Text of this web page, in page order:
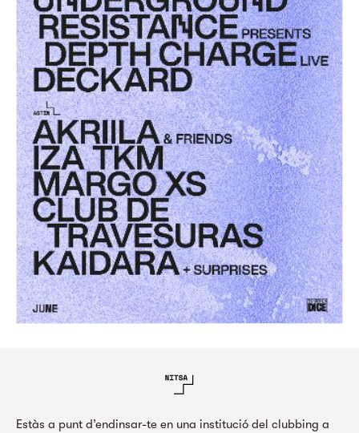
Estàs a punt d’endinsar-te en una institució del clubbing a